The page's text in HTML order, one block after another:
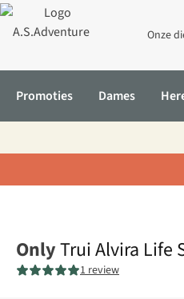
Onze
Promoties Dames
OnlyTrui Alvira Life
1 review